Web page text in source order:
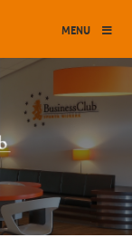
MENU